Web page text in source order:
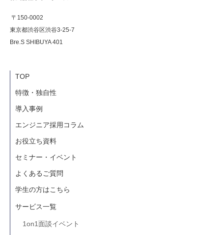
〒150-0002
東京都渋谷区渋谷3-25-7
Bre.S SHIBUYA 401
TOP
特徴・独自性
導入事例
エンジニア採用コラム
お役立ち資料
セミナー・イベント
よくあるご質問
学生の方はこちら
サービス一覧
1on1面談イベント